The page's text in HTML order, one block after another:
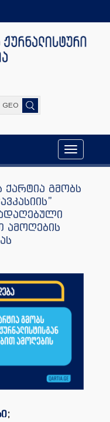
GEO
Toggle
navigation
ქარტია გმობს
ამოღების
;